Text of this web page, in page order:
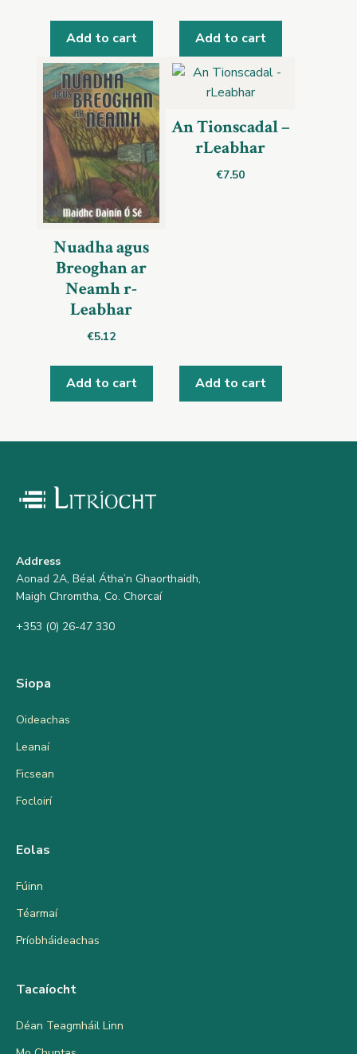
Add to cart Add to cart
Nuadha agus
Breoghan ar
Neamh r-
Leabhar
€5.12
Add to cart
An Tionscadal –
rLeabhar
€7.50
Add to cart
Address
Aonad 2A, Béal Átha’n Ghaorthaidh,
Maigh Chromtha, Co. Chorcaí
+353 (0) 26-47 330
Siopa
Oideachas
Leanaí
Ficsean
Focloirí
Eolas
Fúinn
Téarmaí
Príobháideachas
Tacaíocht
Déan Teagmháil Linn